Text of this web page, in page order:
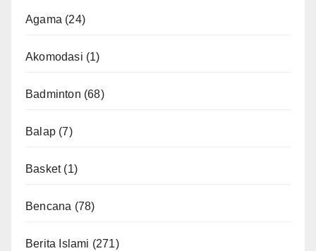
Agama (24)
Akomodasi (1)
Badminton (68)
Balap (7)
Basket(1)
Bencana (78)
Berita Islami (271)